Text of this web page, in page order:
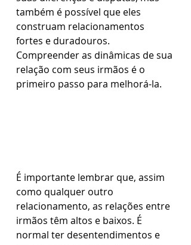
também é possível que eles
construam relacionamentos
fortes e duradouros.
Compreender as dinâmicas de sua
relação com seus irmãos é o
primeiro passo para melhorá-la.
É importante lembrar que, assim
como qualquer outro
relacionamento, as relações entre
irmãos têm altos e baixos. É
normal ter desentendimentos e